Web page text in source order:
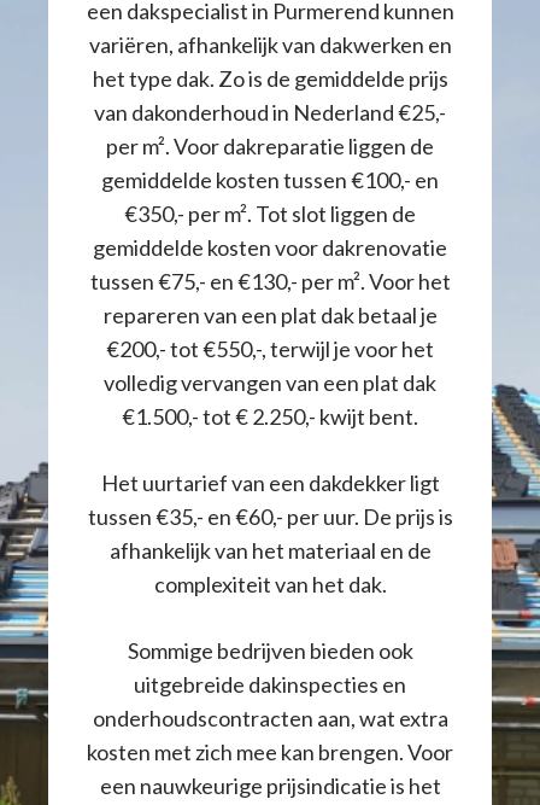
een dakspecialist in Purmerend kunnen
variëren, afhankelijk van dakwerken en
het type dak. Zo is de gemiddelde prijs
van dakonderhoud in Nederland €25,-
per m². Voor dakreparatie liggen de
gemiddelde kosten tussen €100,- en
€350,- per m². Tot slot liggen de
gemiddelde kosten voor dakrenovatie
tussen €75,- en €130,- per m². Voor het
repareren van een plat dak betaal je
€200,- tot €550,-, terwijl je voor het
volledig vervangen van een plat dak
€1.500,- tot € 2.250,- kwijt bent.
Het uurtarief van een dakdekker ligt
tussen €35,- en €60,- per uur. De prijs is
afhankelijk van het materiaal en de
complexiteit van het dak.
Sommige bedrijven bieden ook
uitgebreide dakinspecties en
onderhoudscontracten aan, wat extra
kosten met zich mee kan brengen. Voor
een nauwkeurige prijsindicatie is het